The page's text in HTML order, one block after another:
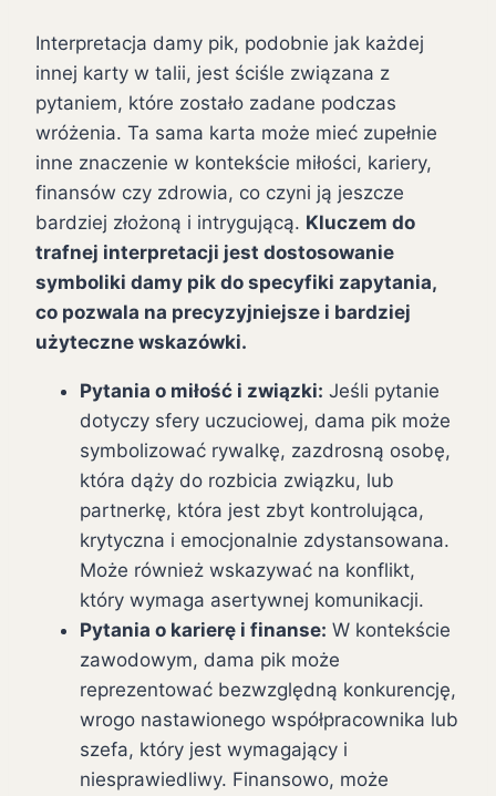
Interpretacja damy pik, podobnie jak każdej
innej karty w talii, jest ściśle związana z
pytaniem, które zostało zadane podczas
wróżenia. Ta sama karta może mieć zupełnie
inne znaczenie w kontekście miłości, kariery,
finansów czy zdrowia, co czyni ją jeszcze
bardziej złożoną i intrygującą. Kluczem do
trafnej interpretacji jest dostosowanie
symboliki damy pik do specyfiki zapytania,
co pozwala na precyzyjniejsze i bardziej
użyteczne wskazówki.
Pytania o miłość i związki: Jeśli pytanie
dotyczy sfery uczuciowej, dama pik może
symbolizować rywalkę, zazdrosną osobę,
która dąży do rozbicia związku, lub
partnerkę, która jest zbyt kontrolująca,
krytyczna i emocjonalnie zdystansowana.
Może również wskazywać na konflikt,
który wymaga asertywnej komunikacji.
Pytania o karierę i finanse: W kontekście
zawodowym, dama pik może
reprezentować bezwzględną konkurencję,
wrogo nastawionego współpracownika lub
szefa, który jest wymagający i
niesprawiedliwy. Finansowo, może